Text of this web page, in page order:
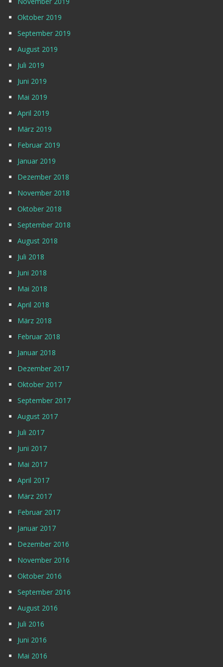
Oktober 2019
September 2019
August 2019
Juli 2019
Juni 2019
Mai 2019
April 2019
März 2019
Februar 2019
Januar 2019
Dezember 2018
November 2018
Oktober 2018
September 2018
August 2018
Juli 2018
Juni 2018
Mai 2018
April 2018
März 2018
Februar 2018
Januar 2018
Dezember 2017
Oktober 2017
September 2017
August 2017
Juli 2017
Juni 2017
Mai 2017
April 2017
März 2017
Februar 2017
Januar 2017
Dezember 2016
November 2016
Oktober 2016
September 2016
August 2016
Juli 2016
Juni 2016
Mai 2016